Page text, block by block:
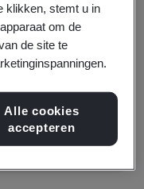
klikken, stemt u in
om de
de site te
Alle cookies
accepteren